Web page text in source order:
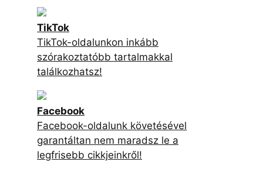
TikTok
TikTok-oldalunkon inkább
szórakoztatóbb tartalmakkal
találkozhatsz!
Facebook
Facebook-oldalunk követésével
garantáltan nem maradsz le a
legfrisebb cikkjeinkről!